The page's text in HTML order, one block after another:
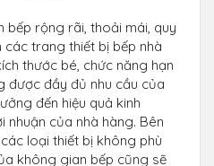
bếp rộng rãi, thoải mái, quy
các trang thiết bị bếp nhà
thước bé, chức năng hạn
được đầy đủ nhu cầu của
đến hiệu quả kinh
của nhà hàng. Bên
loại thiết bị không phù
không gian bếp cũng sẽ